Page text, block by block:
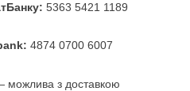
5363 5421 1189
4874 0700 6007
можлива з доставкою